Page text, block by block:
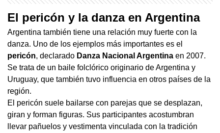
El pericón y la danza en Argentina
Argentina también tiene una relación muy fuerte con la
danza. Uno de los ejemplos más importantes es el
pericón, declarado Danza Nacional Argentina en 2007.
Se trata de un baile folclórico originario de Argentina y
Uruguay, que también tuvo influencia en otros países de la
región.
El pericón suele bailarse con parejas que se desplazan,
giran y forman figuras. Sus participantes acostumbran
llevar pañuelos y vestimenta vinculada con la tradición